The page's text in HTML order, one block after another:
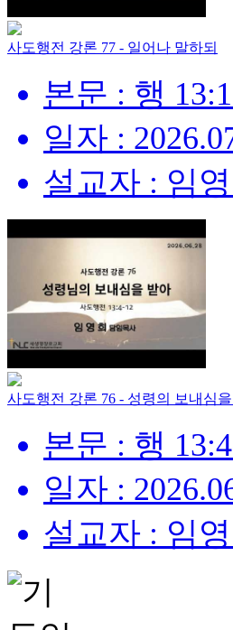
사도행전 강론 77 - 일어나 말하되
본문 : 행
일자 :
설교자 : 임
사도행전 강론 76 - 성령의 보내심
본문 : 행
일자 :
설교자 : 임